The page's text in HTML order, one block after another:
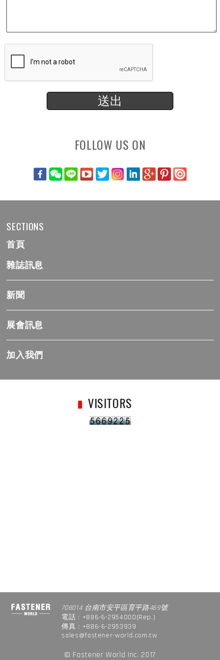
FOLLOW US ON
SECTIONS
首頁
雜誌訊息
新聞
展會訊息
加入我們
VISITORS
708014 台南市安平區育平路469號
電話 : +886-6-2954000(Rep.)
傳真 : +886-6-2953939
sales@fastener-world.com.tw
© Fastener World Inc. 2017